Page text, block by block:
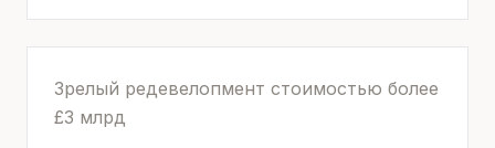
Зрелый редевелопмент стоимостью более
£3 млрд